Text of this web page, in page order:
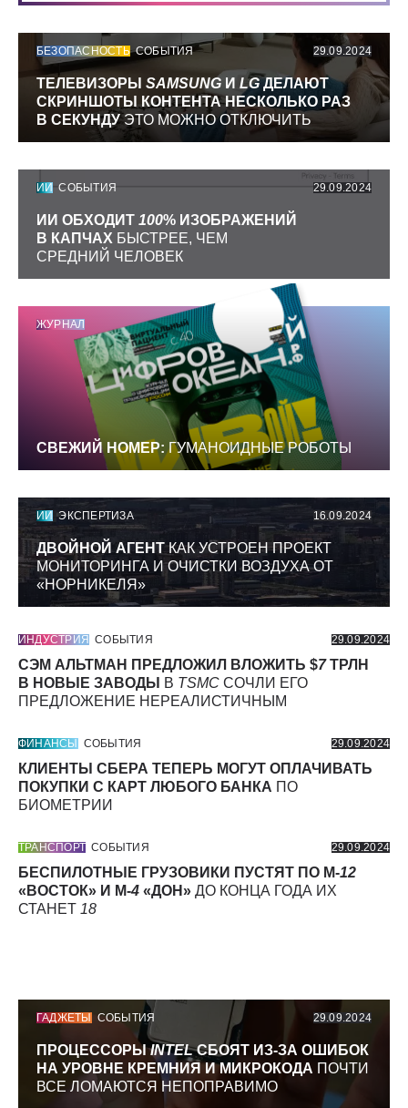
БЕЗОПАСНОСТЬ СОБЫТИЯ 29.09.2024
ТЕЛЕВИЗОРЫ SAMSUNG И LGДЕЛАЮТ
СКРИНШОТЫ КОНТЕНТА НЕСКОЛЬКО РАЗ
В СЕКУНДУЭТО МОЖНО ОТКЛЮЧИТЬ
ИИ СОБЫТИЯ 29.09.2024
ИИ ОБХОДИТ 100% ИЗОБРАЖЕНИЙ
В КАПЧАХ БЫСТРЕЕ, ЧЕМ
СРЕДНИЙ ЧЕЛОВЕК
ЖУРНАЛ
СВЕЖИЙ НОМЕР: ГУМАНОИДНЫЕ РОБОТЫ
ИИ ЭКСПЕРТИЗА 16.09.2024
ДВОЙНОЙ АГЕНТКАК УСТРОЕН ПРОЕКТ
МОНИТОРИНГА И ОЧИСТКИ ВОЗДУХА ОТ
«НОРНИКЕЛЯ»
ИНДУСТРИЯ СОБЫТИЯ 29.09.2024
СЭМ АЛЬТМАН ПРЕДЛОЖИЛ ВЛОЖИТЬ $7ТРЛН
В НОВЫЕ ЗАВОДЫ
В TSMC СОЧЛИ ЕГО
ПРЕДЛОЖЕНИЕ НЕРЕАЛИСТИЧНЫМ
ФИНАНСЫ СОБЫТИЯ 29.09.2024
КЛИЕНТЫ СБЕРА ТЕПЕРЬ МОГУТ ОПЛАЧИВАТЬ
ПОКУПКИ С КАРТ ЛЮБОГО БАНКА ПО
БИОМЕТРИИ
ТРАНСПОРТ СОБЫТИЯ 29.09.2024
БЕСПИЛОТНЫЕ ГРУЗОВИКИ ПУСТЯТ ПО М-12
«ВОСТОК» И М-4 «ДОН» ДО КОНЦА ГОДА ИХ
СТАНЕТ 18
ГАДЖЕТЫ СОБЫТИЯ 29.09.2024
ПРОЦЕССОРЫINTELСБОЯТ ИЗ-ЗА ОШИБОК
НА УРОВНЕ КРЕМНИЯ И МИКРОКОДА ПОЧТИ
ВСЕ ЛОМАЮТСЯ НЕПОПРАВИМО